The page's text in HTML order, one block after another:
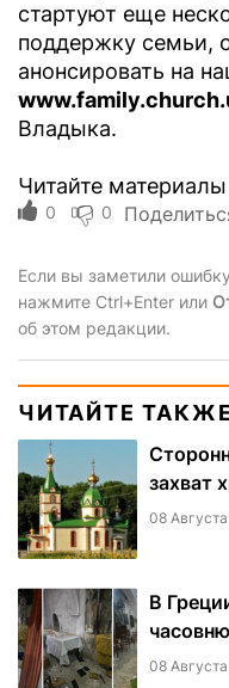
стартуют еще
поддержку семьи,
анонсировать на
Владыка.
Читайте
0 0
Если вы заметили
нажмите Ctrl+Enter или
об этом редакции.
ЧИТАЙТЕ ТАКЖЕ
захват
08
В
08